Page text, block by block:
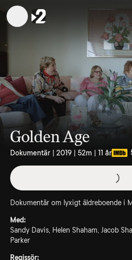
Golden Age
Dokumentär | 2019 | 52m | 11 år
Dokumentär om lyxigt äldreboende i
Med:
Sandy Davis, Helen Shaham, Jacob
Parker
Regissör: